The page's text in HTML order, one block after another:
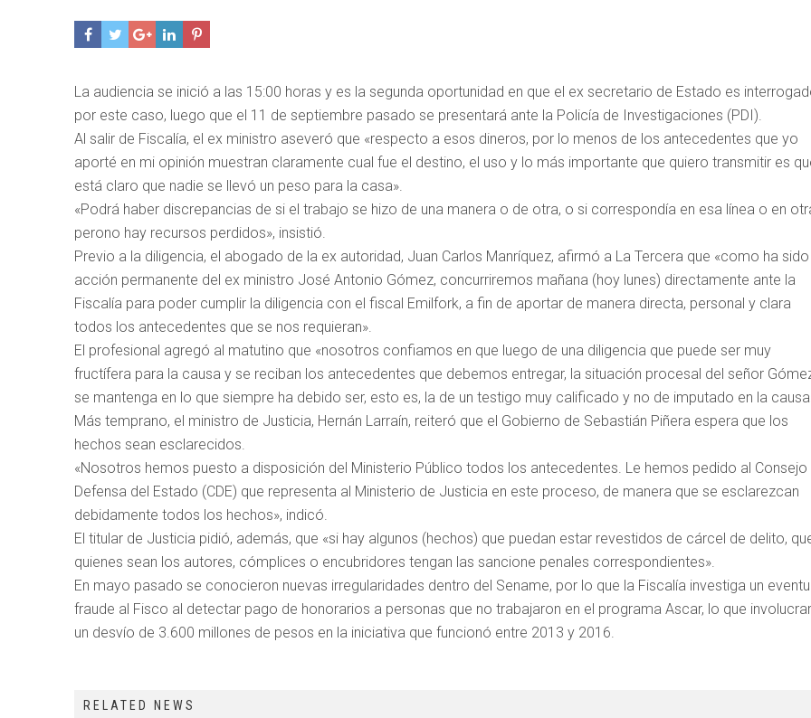
La audiencia se inició a las 15:00 horas y es la segunda oportunidad en que el ex secretario de Estado es
por este caso, luego que el 11 de septiembre pasado se presentará ante la Policía de Investigaciones (PDI).
Al salir de Fiscalía, el ex ministro aseveró que «respecto a esos dineros, por lo menos de los antecedentes que yo
aporté en mi opinión muestran claramente cual fue el destino, el uso y lo más importante que quiero transmitir es
está claro que nadie se llevó un peso para la casa».
«Podrá haber discrepancias de si el trabajo se hizo de una manera o de otra, o si correspondía en esa línea o en
perono hay recursos perdidos», insistió.
Previo a la diligencia, el abogado de la ex autoridad, Juan Carlos Manríquez, afirmó a La Tercera que «como ha sido
acción permanente del ex ministro José Antonio Gómez, concurriremos mañana (hoy lunes) directamente ante la
Fiscalía para poder cumplir la diligencia con el fiscal Emilfork, a fin de aportar de manera directa, personal y clara
todos los antecedentes que se nos requieran».
El profesional agregó al matutino que «nosotros confiamos en que luego de una diligencia que puede ser muy
fructífera para la causa y se reciban los antecedentes que debemos entregar, la situación procesal del señor
se mantenga en lo que siempre ha debido ser, esto es, la de un testigo muy calificado y no de imputado en la
Más temprano, el ministro de Justicia, Hernán Larraín, reiteró que el Gobierno de Sebastián Piñera espera que los
hechos sean esclarecidos.
«Nosotros hemos puesto a disposición del Ministerio Público todos los antecedentes. Le hemos pedido al Consejo
Defensa del Estado (CDE) que representa al Ministerio de Justicia en este proceso, de manera que se esclarezcan
debidamente todos los hechos», indicó.
El titular de Justicia pidió, además, que «si hay algunos (hechos) que puedan estar revestidos de cárcel de delito,
quienes sean los autores, cómplices o encubridores tengan las sancione penales correspondientes».
En mayo pasado se conocieron nuevas irregularidades dentro del Sename, por lo que la Fiscalía investiga un
fraude al Fisco al detectar pago de honorarios a personas que no trabajaron en el programa Ascar, lo que
un desvío de 3.600 millones de pesos en la iniciativa que funcionó entre 2013 y 2016.
RELATED NEWS